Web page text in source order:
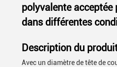
polyvalente acceptée
dans différentes
Description du
Avec un diamètre de tête de